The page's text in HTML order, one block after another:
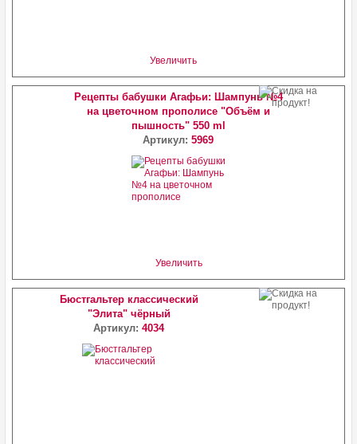
Увеличить
Рецепты бабушки Агафьи: Шампунь №4
на цветочном прополисе "Объём и
пышность" 550 ml
Артикул:5969
Увеличить
Бюстгальтер классический
"Элита" чёрный
Артикул:4034